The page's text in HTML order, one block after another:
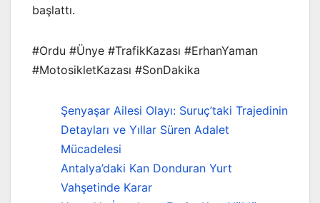
başlattı.
#Ordu #Ünye #TrafikKazası #ErhanYaman
#MotosikletKazası #SonDakika
Şenyaşar Ailesi Olayı: Suruç’taki Trajedinin
Detayları ve Yıllar Süren Adalet
Mücadelesi
Antalya’daki Kan Donduran Yurt
Vahşetinde Karar